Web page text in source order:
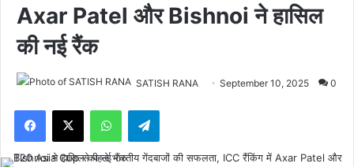
Axar Patel और Bishnoi ने हासिल
की नई रैंक
SATISH RANA September 10, 2025 0
Facebook
X WhatsAppTelegram